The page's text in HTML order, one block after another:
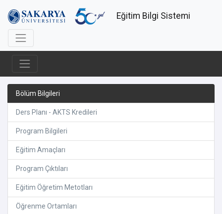
Eğitim Bilgi Sistemi
Bölüm Bilgileri
Ders Planı - AKTS Kredileri
Program Bilgileri
Eğitim Amaçları
Program Çıktıları
Eğitim Öğretim Metotları
Öğrenme Ortamları